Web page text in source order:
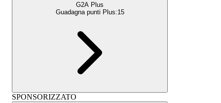
G2A Plus
Guadagna punti Plus:15
SPONSORIZZATO